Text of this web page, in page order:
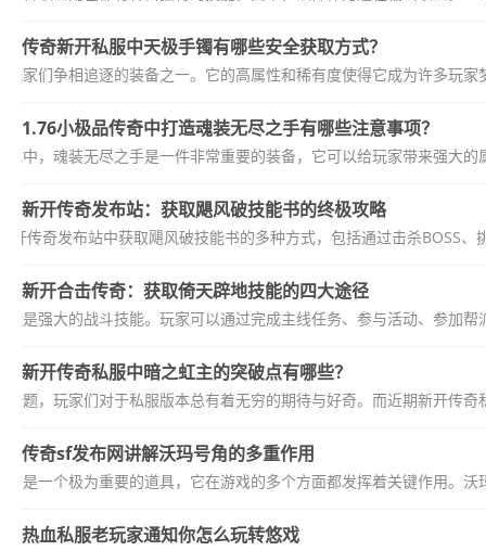
传奇新开私服中天极手镯有哪些安全获取方式？
家们争相追逐的装备之一。它的高属性和稀有度使得它成为许多玩
1.76小极品传奇中打造魂装无尽之手有哪些注意事项？
中，魂装无尽之手是一件非常重要的装备，它可以给玩家带来强大
新开传奇发布站：获取飓风破技能书的终极攻略
开传奇发布站中获取飓风破技能书的多种方式，包括通过击杀BOSS
新开合击传奇：获取倚天辟地技能的四大途径
是强大的战斗技能。玩家可以通过完成主线任务、参与活动、参加
新开传奇私服中暗之虹主的突破点有哪些？
题，玩家们对于私服版本总有着无穷的期待与好奇。而近期新开传
传奇sf发布网讲解沃玛号角的多重作用
是一个极为重要的道具，它在游戏的多个方面都发挥着关键作用。
热血私服老玩家通知你怎么玩转悠戏